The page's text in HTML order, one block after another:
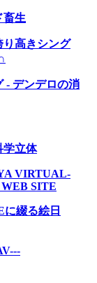
畜生
り高きシング
- デンデロの消
学立体
VIRTUAL-
SITE
綴る絵日